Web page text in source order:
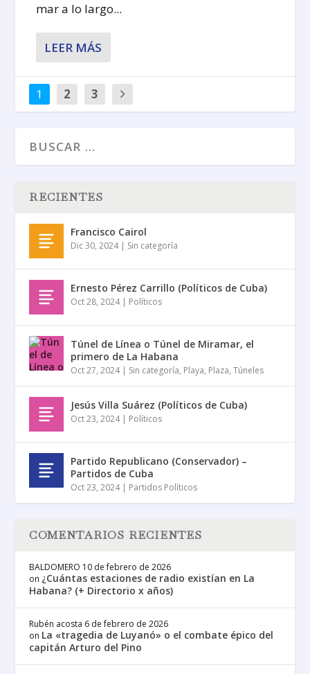
mar a lo largo...
LEER MÁS
1 2 3
RECIENTES
Francisco Cairol
Dic 30, 2024| Sin categoría
Ernesto Pérez Carrillo (Políticos de Cuba)
Oct 28, 2024| Políticos
Túnel de Línea o Túnel de Miramar, el
primero de La Habana
Oct 27, 2024| Sin categoría, Playa, Plaza,Túneles
Jesús Villa Suárez (Políticos de Cuba)
Oct 23, 2024| Políticos
Partido Republicano (Conservador) –
Partidos de Cuba
Oct 23, 2024| Partidos Políticos
COMENTARIOS RECIENTES
BALDOMERO 10 de febrero de 2026
on ¿Cuántas estaciones de radio existían en La
Habana? (+ Directorio x años)
Rubén acosta 6 de febrero de 2026
on La «tragedia de Luyanó» o el combate épico del
capitán Arturo del Pino